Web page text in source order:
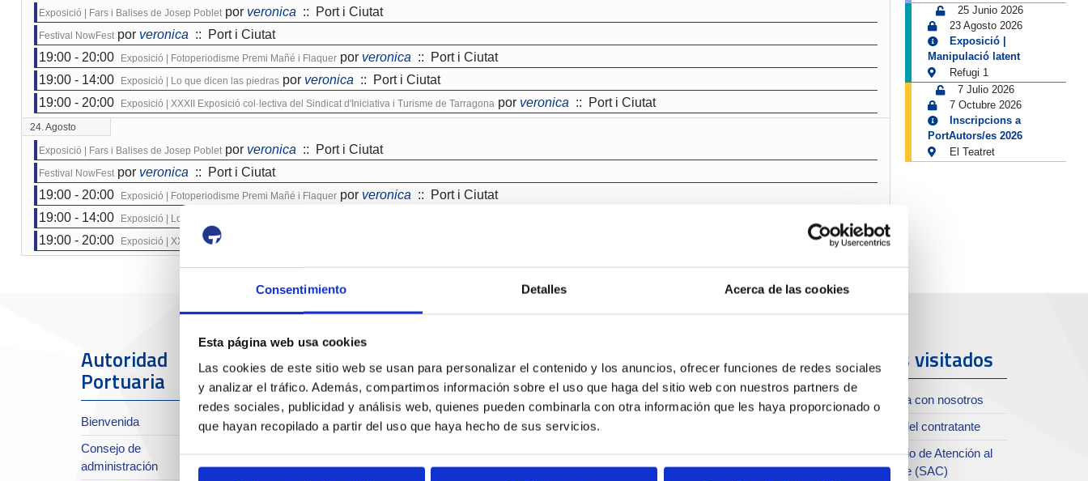
Consentimiento Detalles Acerca de las cookies
Esta página web usa cookies
Las cookies de este sitio web se usan para personalizar el contenido y los anuncios, ofrecer funciones de redes sociales
y analizar el tráfico. Además, compartimos información sobre el uso que haga del sitio web con nuestros partners de
redes sociales, publicidad y análisis web, quienes pueden combinarla con otra información que les haya proporcionado o
que hayan recopilado a partir del uso que haya hecho de sus servicios.
Exposició | Fars i Balises de Josep Poblet por veronica :: Port i Ciutat
Festival NowFest por veronica :: Port i Ciutat
19:00 - 20:00
Exposició | Fotoperiodisme Premi Mañé i Flaquer por veronica :: Port i Ciutat
19:00 - 14:00
Exposició | Lo que dicen las piedras por veronica :: Port i Ciutat
19:00 - 20:00
Exposició | XXXII Exposició col·lectiva del Sindicat d'Iniciativa i Turisme de Tarragona por veronica :: Port i Ciutat
24. Agosto
Exposició | Fars i Balises de Josep Poblet por veronica :: Port i Ciutat
Festival NowFest por veronica :: Port i Ciutat
19:00 - 20:00
Exposició | Fotoperiodisme Premi Mañé i Flaquer por veronica :: Port i Ciutat
19:00 - 14:00
Exposició | Lo que dicen las piedras
19:00 - 20:00
Exposició | XXXII Exposició col·lectiva del Sindicat d'Iniciativa i Turisme de Tarragona
25 Junio 2026
23 Agosto 2026
Exposició |
Manipulació latent
Refugi 1
7 Julio 2026
7 Octubre 2026
Inscripcions a
PortAutors/es 2026
El Teatret
Autoridad
Portuaria
Bienvenida
Consejo de
administración
El Puerto
Sobre el Port
Situación y accesos
Planificación estratégica
Servicios
Operaciones y servicios
portuarios
Servicios comerciales
Negocio
Tráficos
Estadísticas
SEA - (Sistema de
entregas de
Puerto y
ciudad
Más visitados
Trabaja con nosotros
Perfil del contratante
Servicio de Atención al
Clliente (SAC)